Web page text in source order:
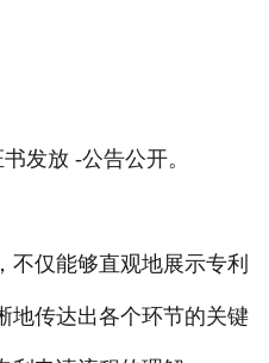
发放 -公告公开。
不仅能够直观地展示专利
地传达出各个环节的关键